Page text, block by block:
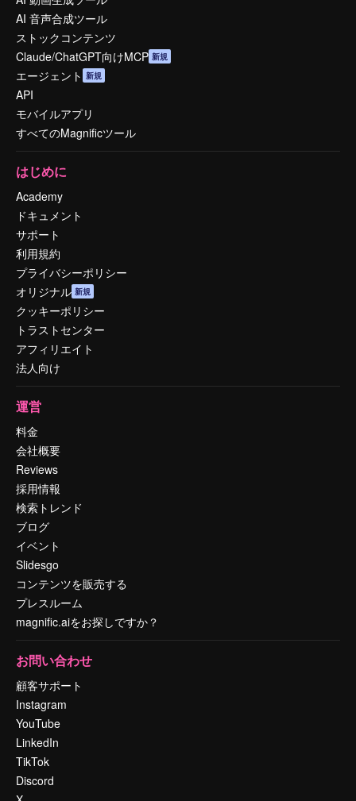
AI 音声合成ツール
ストックコンテンツ
Claude/ChatGPT向けMCP 新規
エージェント 新規
API
モバイルアプリ
すべてのMagnificツール
はじめに
Academy
ドキュメント
サポート
利用規約
プライバシーポリシー
オリジナル 新規
クッキーポリシー
トラストセンター
アフィリエイト
法人向け
運営
料金
会社概要
Reviews
採用情報
検索トレンド
ブログ
イベント
Slidesgo
コンテンツを販売する
プレスルーム
magnific.aiをお探しですか？
お問い合わせ
顧客サポート
Instagram
YouTube
LinkedIn
TikTok
Discord